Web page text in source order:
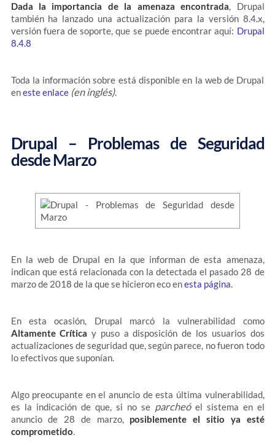
Dada la importancia de la amenaza encontrada, Drupal
también ha lanzado una actualización para la versión 8.4.x,
versión fuera de soporte, que se puede encontrar aquí: Drupal
8.4.8
Toda la información sobre está disponible en la web de Drupal
eneste enlace (en inglés).
Drupal – Problemas de Seguridad
desde Marzo
En la web de Drupal en la que informan de esta amenaza,
indican que está relacionada con la detectada el pasado 28 de
marzo de 2018 de la que se hicieron eco enesta página.
En esta ocasión, Drupal marcó la vulnerabilidad como
Altamente Crítica y puso a disposición de los usuarios dos
actualizaciones de seguridad que, según parece, no fueron todo
lo efectivos que suponían.
Algo preocupante en el anuncio de esta última vulnerabilidad,
es la indicación de que, si no se parcheóel sistema en el
anuncio de 28 de marzo, posiblemente el sitio ya esté
comprometido.